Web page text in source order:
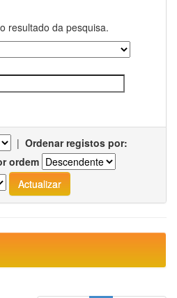
resultado da pesquisa.
| Ordenar registos por:
ordem